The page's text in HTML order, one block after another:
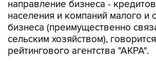
направление бизнеса -
населения и компаний малого и
бизнеса (преимущественно
сельским хозяйством),
рейтингового агентства "АКРА".